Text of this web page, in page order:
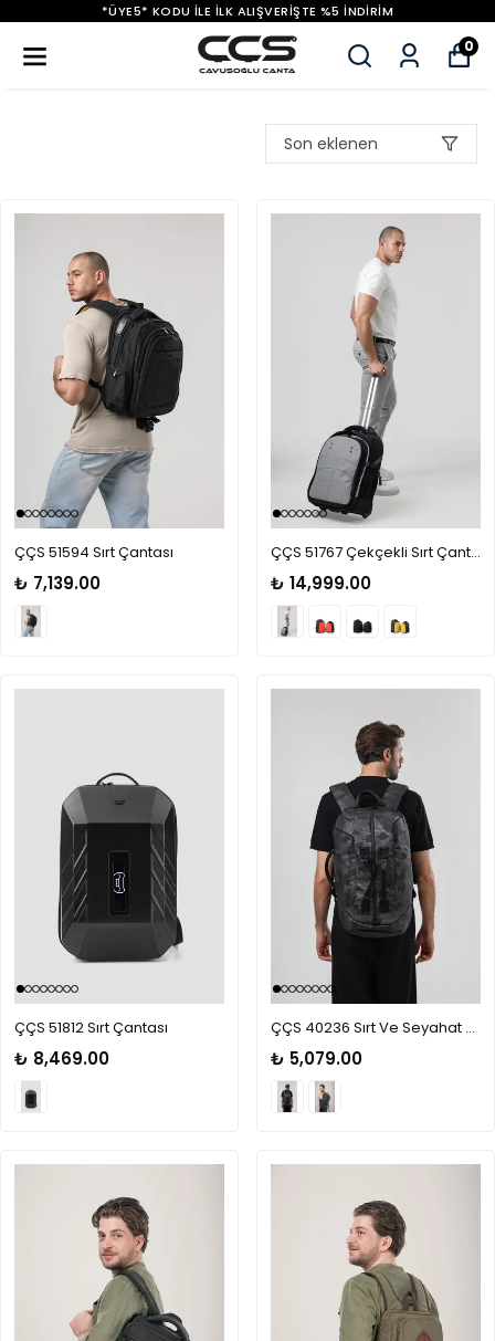
*ÜYE5* KODU ILE İLK ALIŞVERIŞTE %5 İNDIRIM
0
Son eklenen
ÇÇS 51594 Sırt Çantası
₺ 7,139.00
ÇÇS 51767 Çekçekli Sırt Çantası
₺ 14,999.00
ÇÇS 51812 Sırt Çantası
₺ 8,469.00
ÇÇS 40236 Sırt Ve Seyahat Çantası
₺ 5,079.00